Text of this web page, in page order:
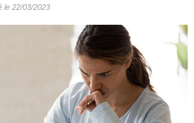
le 22/03/2023